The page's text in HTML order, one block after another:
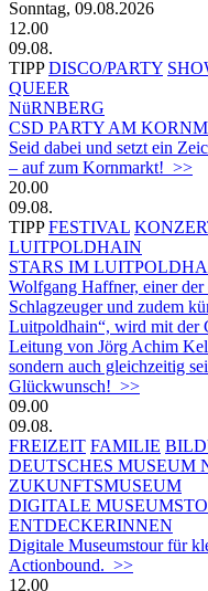
Sonntag, 09.08.2026
12.00
09.08.
TIPP DISCO/PARTY
QUEER
NüRNBERG
CSD PARTY AM
Seid dabei und setzt ein
– auf zum Kornmarkt! >>
20.00
09.08.
TIPP FESTIVAL
LUITPOLDHAIN
STARS IM
Wolfgang Haffner, einer der
Schlagzeuger und zudem
Luitpoldhain“, wird mit der
Leitung von Jörg Achim
sondern auch gleichzeitig
Glückwunsch! >>
09.00
09.08.
FREIZEIT FAMILIE
DEUTSCHES MUSEUM
ZUKUNFTSMUSEUM
DIGITALE
ENTDECKERINNEN
Digitale Museumstour für
Actionbound. >>
12.00